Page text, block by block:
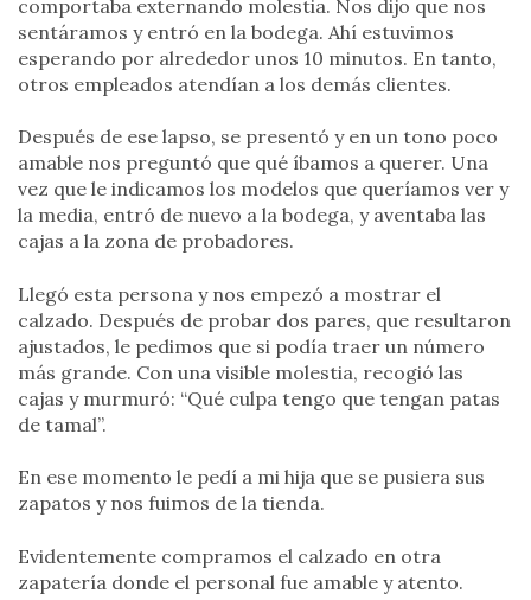
comportaba externando molestia. Nos dijo que nos
sentáramos y entró en la bodega. Ahí estuvimos
esperando por alrededor unos 10 minutos. En tanto,
otros empleados atendían a los demás clientes.
Después de ese lapso, se presentó y en un tono poco
amable nos preguntó que qué íbamos a querer. Una
vez que le indicamos los modelos que queríamos ver y
la media, entró de nuevo a la bodega, y aventaba las
cajas a la zona de probadores.
Llegó esta persona y nos empezó a mostrar el
calzado. Después de probar dos pares, que resultaron
ajustados, le pedimos que si podía traer un número
más grande. Con una visible molestia, recogió las
cajas y murmuró: “Qué culpa tengo que tengan patas
de tamal”.
En ese momento le pedí a mi hija que se pusiera sus
zapatos y nos fuimos de la tienda.
Evidentemente compramos el calzado en otra
zapatería donde el personal fue amable y atento.